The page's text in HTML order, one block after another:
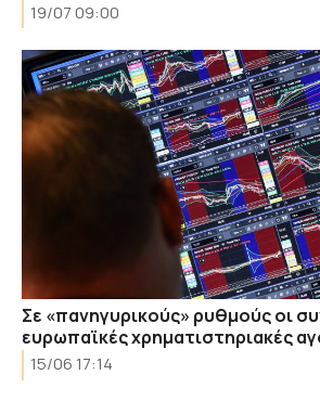
19/07 09:00
Σε «πανηγυρικούς» ρυθμούς οι
ευρωπαϊκές χρηματιστηριακές
15/06 17:14